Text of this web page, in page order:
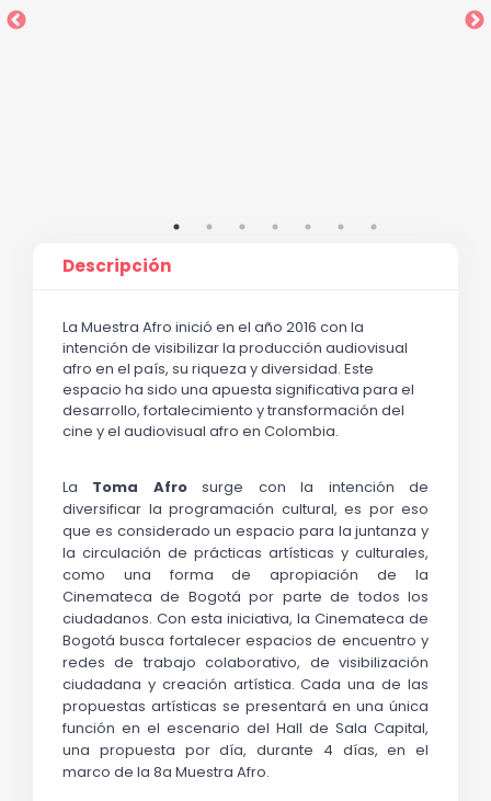
Descripción
La Muestra Afro inició en el año 2016 con la
intención de visibilizar la producción audiovisual
afro en el país, su riqueza y diversidad. Este
espacio ha sido una apuesta significativa para el
desarrollo, fortalecimiento y transformación del
cine y el audiovisual afro en Colombia.
La Toma Afro surge con la intención de
diversificar la programación cultural, es por eso
que es considerado un espacio para la juntanza y
la circulación de prácticas artísticas y culturales,
como una forma de apropiación de la
Cinemateca de Bogotá por parte de todos los
ciudadanos. Con esta iniciativa, la Cinemateca de
Bogotá busca fortalecer espacios de encuentro y
redes de trabajo colaborativo, de visibilización
ciudadana y creación artística. Cada una de las
propuestas artísticas se presentará en una única
función en el escenario del Hall de Sala Capital,
una propuesta por día, durante 4 días, en el
marco de la 8a Muestra Afro.